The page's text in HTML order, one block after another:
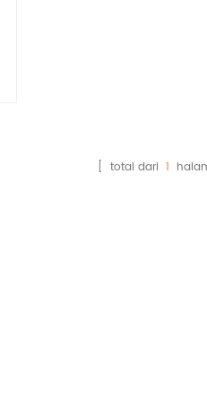
[ total dari 1